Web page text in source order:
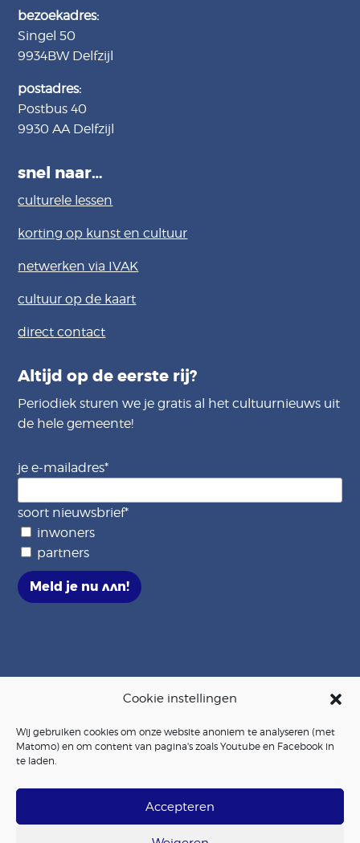
Cookie instellingen
Wij gebruiken cookies om onze website anoniem te analyseren (met
Matomo) en om content van pagina's zoals Youtube en Facebook in
te laden.
Accepteren
bezoekadres:
Singel 50
9934BW Delfzijl
postadres:
Postbus 40
9930 AA Delfzijl
snel naar…
culturele lessen
korting op kunst en cultuur
netwerken via IVAK
cultuur op de kaart
direct contact
Altijd op de eerste rij?
Periodiek sturen we je gratis al het cultuurnieuws uit
de hele gemeente!
je e-mailadres*
soort nieuwsbrief*
inwoners
partners
Meld je nu aan!
© 2026 Stichting IVAK | KVK 68729464
algemene voorwaarden
like ons op
volg ons via
Instagram
volg ons op